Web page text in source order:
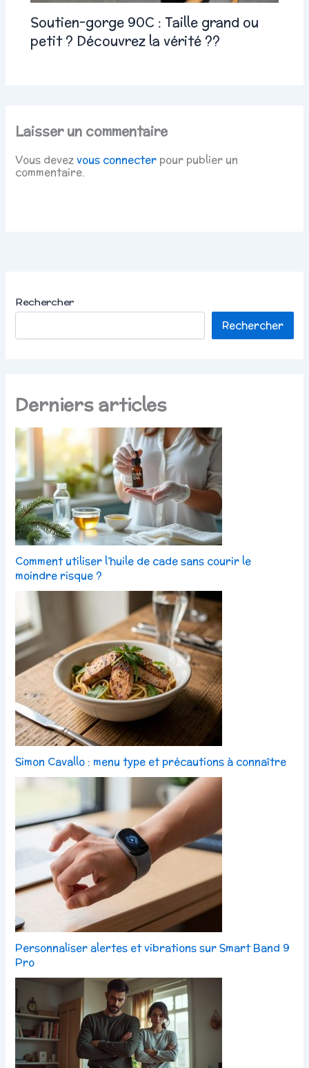
Soutien-gorge 90C : Taille grand ou
petit ? Découvrez la vérité ??
Laisser un commentaire
Vous devezvous connecter pour publier un
commentaire.
Rechercher
Rechercher
Derniers articles
Comment utiliser l’huile de cade sans courir le
moindre risque ?
Simon Cavallo : menu type et précautions à connaître
Personnaliser alertes et vibrations sur Smart Band 9
Pro